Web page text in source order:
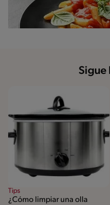
Sigue
Tips
¿Cómo limpiar una olla